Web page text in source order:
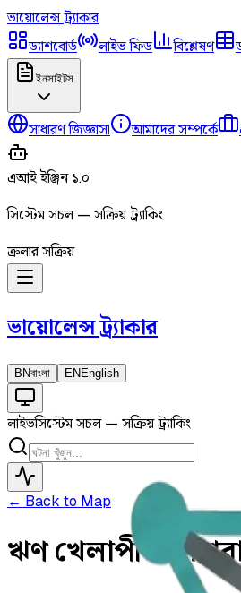
ভায়োলেন্সট্র্যাকার
ড্যাশবোর্ড
লাইভ ফিড বিশ্লেষণ
ইনসাইটস
সাধারণ জিজ্ঞাসা আমাদের সম্পর্কে
এআই ইঞ্জিন ১.০
সিস্টেম সচল — সক্রিয় ট্র্যাকিং
ক্রলার সক্রিয়
ভায়োলেন্সট্র্যাকার
BNবাংলা EN English
লাইভসিস্টেম সচল — সক্রিয় ট্র্যাকিং
← Back to Map
ঋণ খেলাপী ও